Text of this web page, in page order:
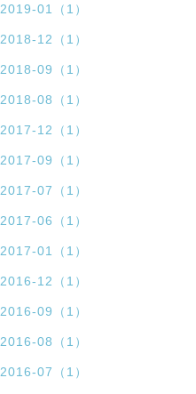
2019-01（1）
2018-12（1）
2018-09（1）
2018-08（1）
2017-12（1）
2017-09（1）
2017-07（1）
2017-06（1）
2017-01（1）
2016-12（1）
2016-09（1）
2016-08（1）
2016-07（1）